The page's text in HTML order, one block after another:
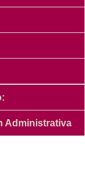
Administrativa